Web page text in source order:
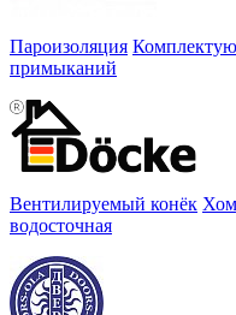
Пароизоляция
примыканий
Вентилируемый конёк
водосточная